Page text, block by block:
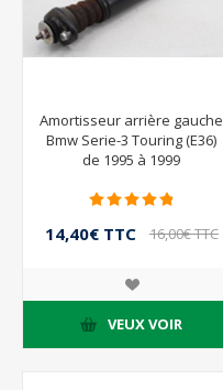
Amortisseur arrière gauche
Bmw Serie-3 Touring (E36)
de 1995 à 1999
14,40€ TTC 16,00€ TTC
VEUX VOIR